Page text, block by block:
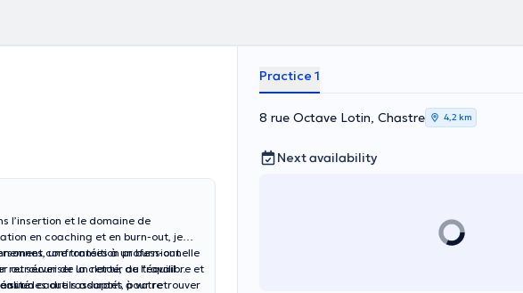
l’insertion et le domaine de
en coaching et en burn-out, je
une transition professionnelle
retrouver de la clarté, de l’équilibre et
confrontées à un burn-out
ou sécuriser un retour au travail
un cadre rassurant, pour retrouver
sur des outils adaptés à votre
Practice 1
8 rue Octave Lotin, Chastre 4,2 km
Next availability